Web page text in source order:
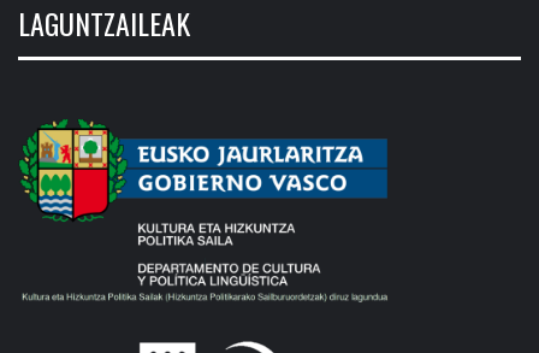
LAGUNTZAILEAK